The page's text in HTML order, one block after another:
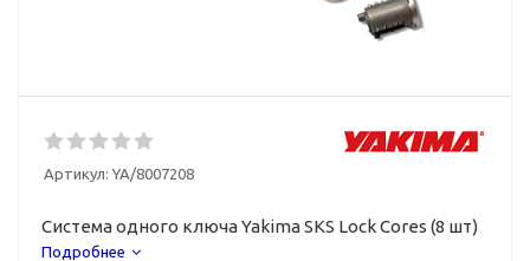
Артикул: YA/8007208
Система одного ключа Yakima SKS Lock Cores (8 шт)
Подробнее